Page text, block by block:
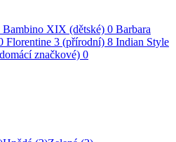
Bambino XIX (dětské) 0 Barbara
Florentine 3 (přírodní) 8 Indian Style
značkové) 0